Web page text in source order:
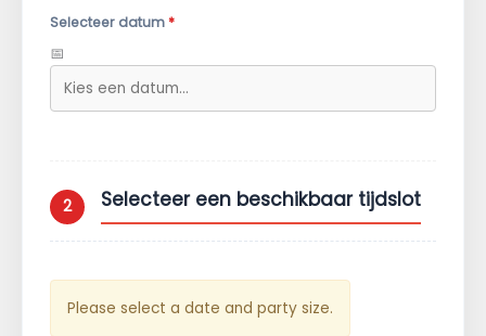
Selecteer datum*
📅
2 Selecteer een beschikbaar tijdslot
Please select a date and party size.